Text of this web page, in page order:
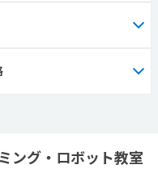
ング・ロボット教室